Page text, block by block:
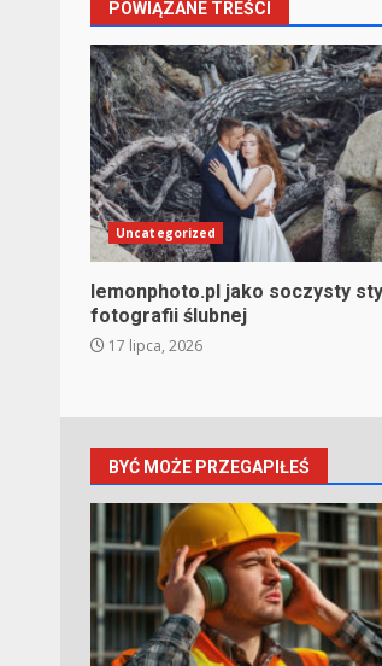
POWIĄZANE TREŚCI
Uncategorized
lemonphoto.pl jako soczysty
fotografii ślubnej
17 lipca, 2026
BYĆ MOŻE PRZEGAPIŁEŚ